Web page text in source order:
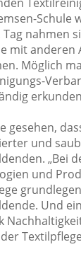
Schule
Tag nahmen
mit anderen
Möglich
gesehen,
und
„Bei
und
Und